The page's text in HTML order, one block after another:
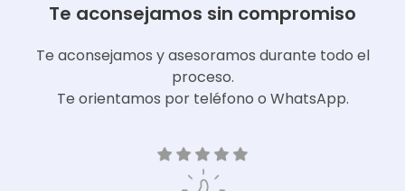
Te aconsejamos sin compromiso
Te aconsejamos y asesoramos durante todo el
proceso.
Te orientamos por teléfono o WhatsApp.